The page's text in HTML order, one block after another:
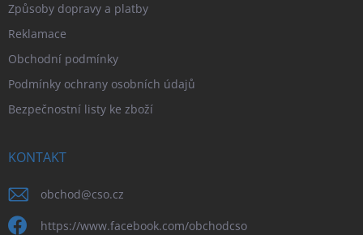
Způsoby dopravy a platby
Reklamace
Obchodní podmínky
Podmínky ochrany osobních údajů
Bezpečnostní listy ke zboží
KONTAKT
obchod@cso.cz
https://www.facebook.com/obchodcso